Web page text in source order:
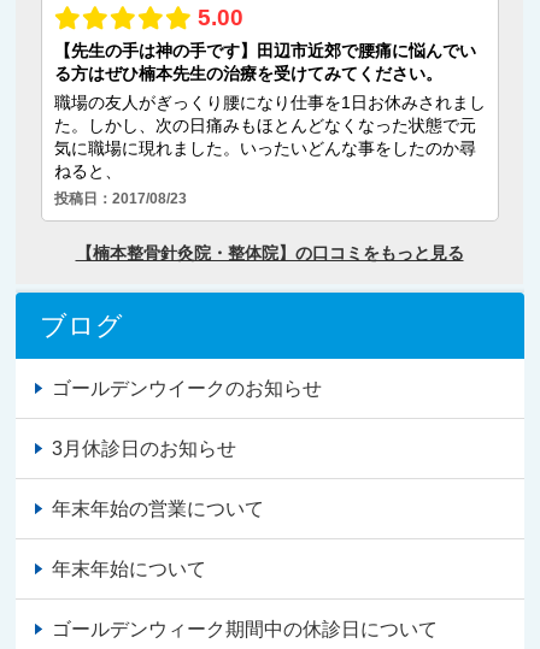
ブログ
ゴールデンウイークのお知らせ
3月休診日のお知らせ
年末年始の営業について
年末年始について
ゴールデンウィーク期間中の休診日について